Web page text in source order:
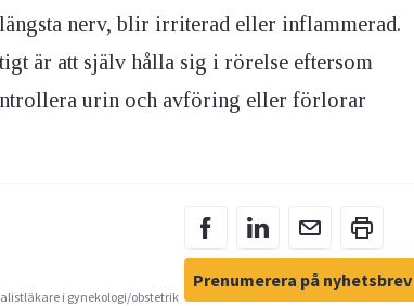
nerv, blir irriterad eller inflammerad.
är att själv hålla sig i rörelse eftersom
urin och avföring eller förlorar
i gynekologi/obstetrik
Prenumerera på nyhetsbrev